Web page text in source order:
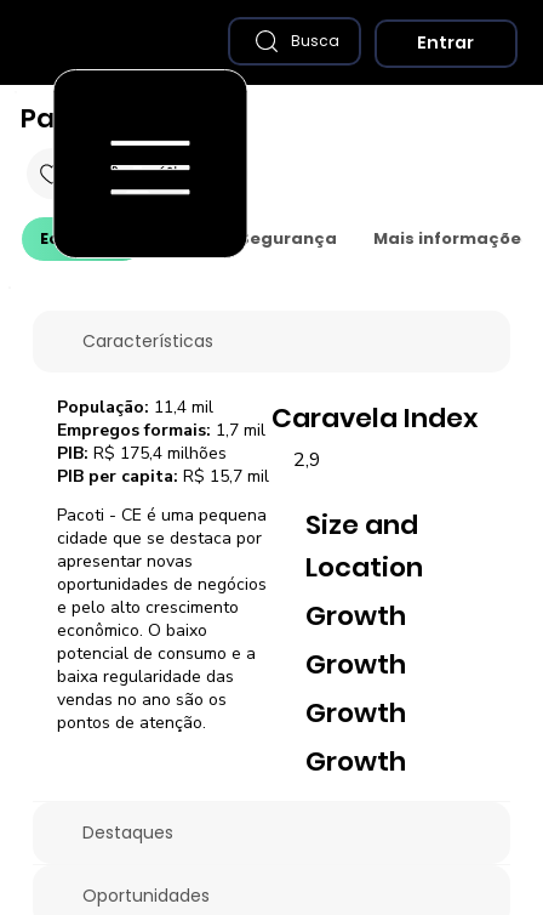
Características
Pacoti - CE é uma pequena
cidade que se destaca por
apresentar novas
oportunidades de negócios
e pelo alto crescimento
econômico. O baixo
potencial de consumo e a
baixa regularidade das
vendas no ano são os
pontos de atenção.
Caravela Index
2,9
Size and
Location
Growth
Growth
Growth
Growth
População: 11,4 mil
Empregos formais: 1,7 mil
PIB: R$ 175,4 milhões
PIB per capita: R$ 15,7 mil
Destaques
Oportunidades
Economia Saúde e Segurança Mais informações
Pacoti - CE
Busca Entrar